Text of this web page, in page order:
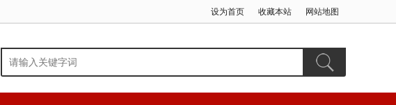
设为首页 收藏本站 网站地图